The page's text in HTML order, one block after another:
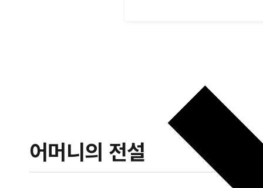
어머니의 전설